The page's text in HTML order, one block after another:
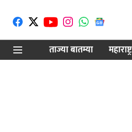
ताज्या बातम्या
महाराष्ट्र